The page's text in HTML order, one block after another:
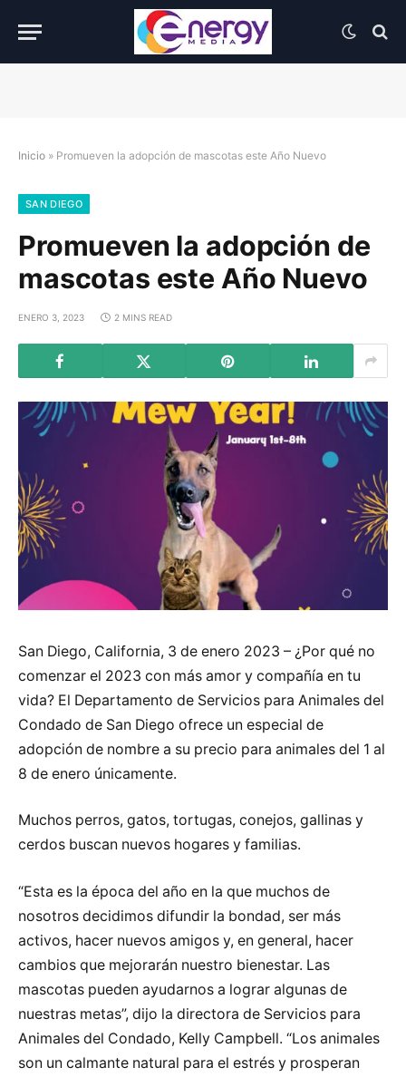
Inicio » Promueven la adopción de mascotas este Año Nuevo
SAN DIEGO
Promueven la adopción de
mascotas este Año Nuevo
ENERO 3, 2023 2 MINS READ
San Diego, California, 3 de enero 2023 – ¿Por qué no
comenzar el 2023 con más amor y compañía en tu
vida? El Departamento de Servicios para Animales del
Condado de San Diego ofrece un especial de
adopción de nombre a su precio para animales del 1 al
8 de enero únicamente.
Muchos perros, gatos, tortugas, conejos, gallinas y
cerdos buscan nuevos hogares y familias.
“Esta es la época del año en la que muchos de
nosotros decidimos difundir la bondad, ser más
activos, hacer nuevos amigos y, en general, hacer
cambios que mejorarán nuestro bienestar. Las
mascotas pueden ayudarnos a lograr algunas de
nuestras metas”, dijo la directora de Servicios para
Animales del Condado, Kelly Campbell. “Los animales
son un calmante natural para el estrés y prosperan